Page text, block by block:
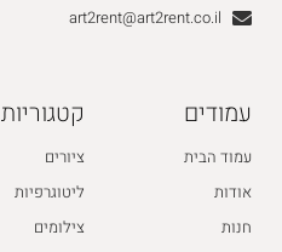
art2rent@art2rent.co.il
עמודים
עמוד הבית
אודות
חנות
קטגוריות
ציורים
ליטוגרפיות
צילומים